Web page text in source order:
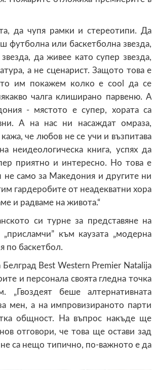
да чупя рамки и стереотипи. Да
футболна или баскетболна звезда,
да живее като супер звезда,
а не сценарист. Защото това е
им покажем колко е cool да се
чалга клиширано парвеню. А
- мястото е супер, хората са
А на нас ни насаждат омраза,
че любов не се учи и възпитава
неидеологическа книга, успях да
приятно и интересно. Но това е
не само за Македония и другите ни
гардеробите от неадекватни хора
и радваме на живота.“
си турне за представяне на
към каузата „модерна
по баскетбол.
Best Western Premier Natalija
и персонала своята гледна точка
беше алтернативната
мен, а на импровизираното парти
общност. На въпрос накъде ще
отговори, че това ще остави зад
са нещо типично, по-важното е да